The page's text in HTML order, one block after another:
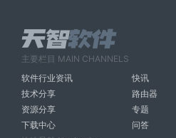
主要栏目 MAIN CHANNELS
软件行业资讯
快讯
技术分享
路由器
资源分享
专题
下载中心
问答